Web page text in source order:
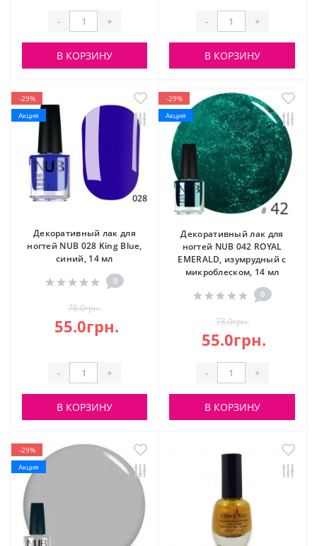
- +
В КОРЗИНУ
- +
В КОРЗИНУ
-29%
Акция
Декоративный лак для
ногтей NUB 028 King Blue,
синий, 14 мл
0
78.0грн.
55.0грн.
- +
В КОРЗИНУ
-29%
Акция
Декоративный лак для
ногтей NUB 042 ROYAL
EMERALD, изумрудный с
микроблеском, 14 мл
0
78.0грн.
55.0грн.
- +
В КОРЗИНУ
-29%
Акция